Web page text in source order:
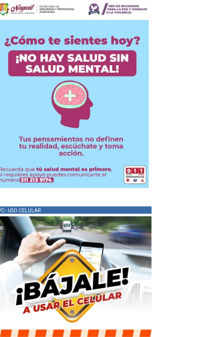
- USO CELULAR